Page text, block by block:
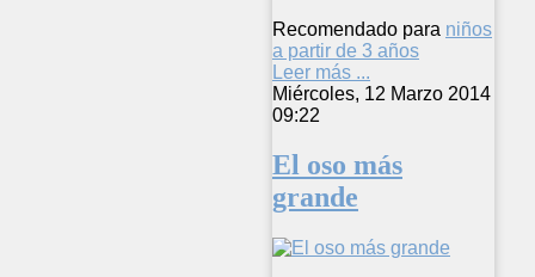
Recomendado para niños
a partir de 3 años
Leer más ...
Miércoles, 12 Marzo 2014
09:22
El oso más
grande